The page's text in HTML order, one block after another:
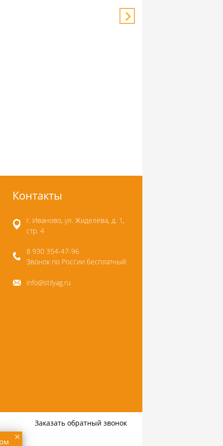
×
Контакты
г. Иваново, ул. Жиделева, д. 1,
стр. 4
8 930 354-47-96
Звонок по России бесплатный
info@stilyag.ru
Заказать обратный звонок